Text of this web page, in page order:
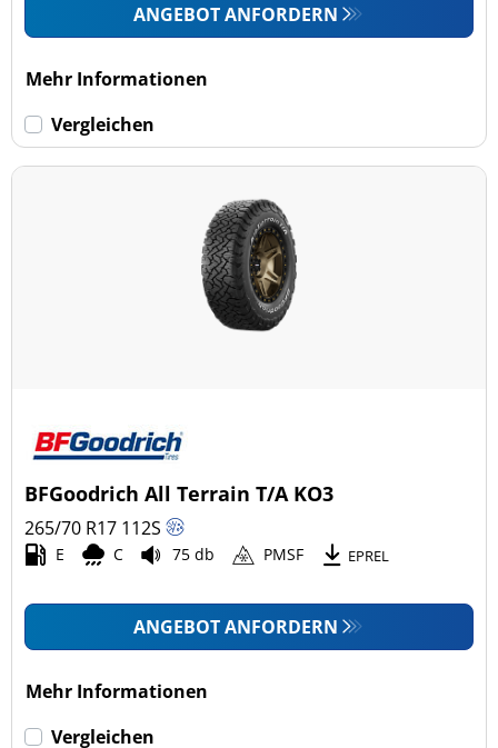
ANGEBOT ANFORDERN
Mehr Informationen
Vergleichen
BFGoodrich All Terrain T/A KO3
265/70 R17 112S
E C 75 db PMSF EPREL
ANGEBOT ANFORDERN
Mehr Informationen
Vergleichen